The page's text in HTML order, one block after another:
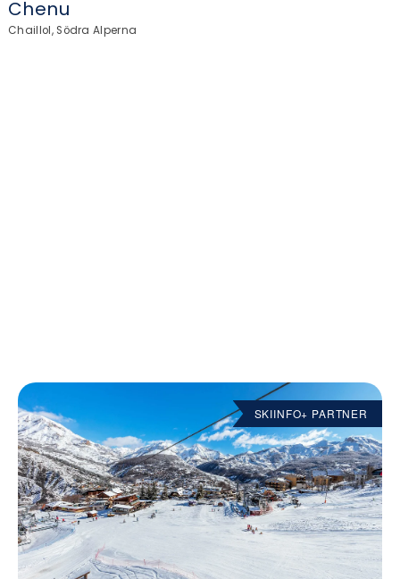
Chenu
Chaillol, Södra Alperna
SKIINFO+ PARTNER